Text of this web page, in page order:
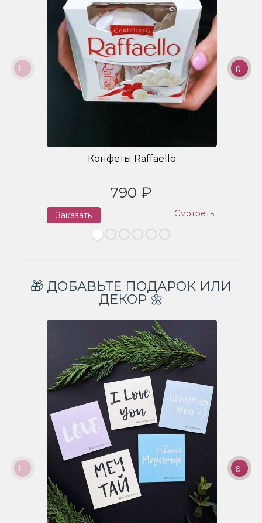
Конфеты Raffaello
790 ₽
Заказать Смотреть
🎁 ДОБАВЬТЕ ПОДАРОК ИЛИ
ДЕКОР 🌼